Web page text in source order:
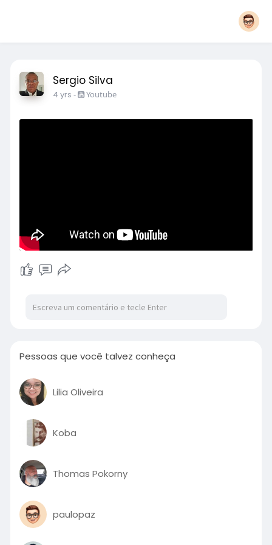
Sergio Silva
4 yrs - Youtube
Pessoas que você talvez conheça
Lilia Oliveira
Koba
Thomas Pokorny
paulopaz